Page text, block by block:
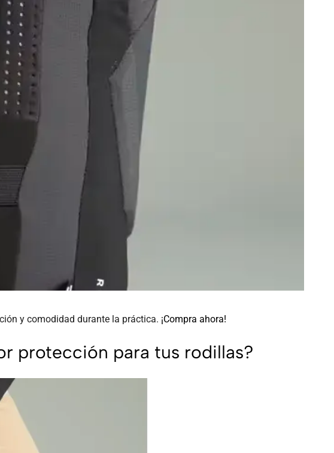
y comodidad durante la práctica. ¡Compra ahora!
protección para tus rodillas?